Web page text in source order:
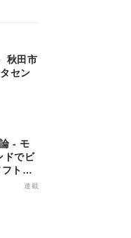
セン
ドでビ
トバ
商用連載